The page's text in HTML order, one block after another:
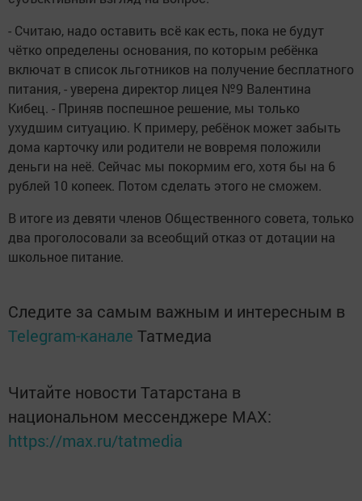
- Считаю, надо оставить всё как есть, пока не будут
чётко определены основания, по которым ребёнка
включат в список льготников на получение бесплатного
питания, - уверена директор лицея №9 Валентина
Кибец. - Приняв поспешное решение, мы только
ухудшим ситуацию. К примеру, ребёнок может забыть
дома карточку или родители не вовремя положили
деньги на неё. Сейчас мы покормим его, хотя бы на 6
руб­лей 10 копеек. Потом сделать этого не сможем.
В итоге из девяти членов Общественного совета, только
два проголосовали за всеобщий отказ от дотации на
школьное питание.
Следите за самым важным и интересным в
Telegram-канале Татмедиа
Читайте новости Татарстана в
национальном мессенджере MАХ:
https://max.ru/tatmedia